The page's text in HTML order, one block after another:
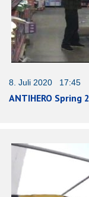
8. Juli 2020 17:45
ANTIHERO